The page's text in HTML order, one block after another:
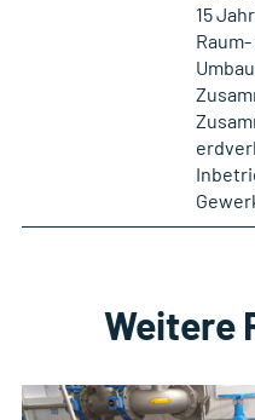
15
Weitere